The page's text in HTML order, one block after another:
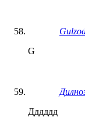
G
Дддддд